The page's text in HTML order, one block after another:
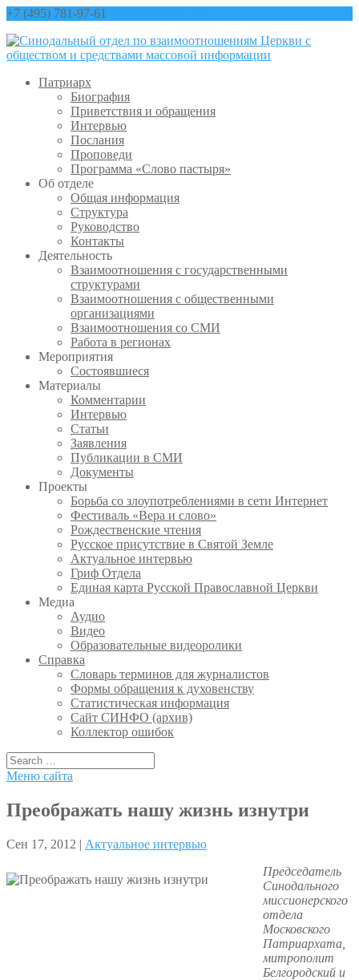
+7 (495) 781-97-61
Патриарх
Биография
Приветствия и обращения
Интервью
Послания
Проповеди
Программа «Слово пастыря»
Об отделе
Общая информация
Структура
Руководство
Контакты
Деятельность
Взаимоотношения с государственными
структурами
Взаимоотношения с общественными
организациями
Взаимоотношения со СМИ
Работа в регионах
Мероприятия
Состоявшиеся
Материалы
Комментарии
Интервью
Статьи
Заявления
Публикации в СМИ
Документы
Проекты
Борьба со злоупотреблениями в сети Интернет
Фестиваль «Вера и слово»
Рождественские чтения
Русское присутствие в Святой Земле
Актуальное интервью
Гриф Отдела
Единая карта Русской Православной Церкви
Медиа
Аудио
Видео
Образовательные видеоролики
Справка
Словарь терминов для журналистов
Формы обращения к духовенству
Статистическая информация
Сайт СИНФО (архив)
Коллектор ошибок
Меню сайта
Преображать нашу жизнь изнутри
Сен 17, 2012 | Актуальное интервью
Председатель
Синодального
миссионерского
отдела
Московского
Патриархата,
митрополит
Белгородский и